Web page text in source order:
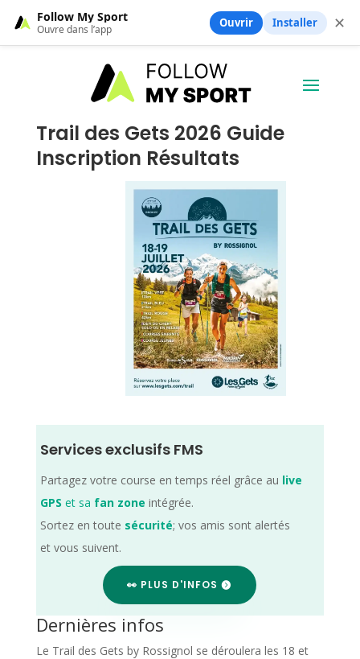
Trail des Gets 2026 Guide
Inscription Résultats
Services exclusifs FMS
Partagez votre course en temps réel grâce au live
GPS et sa fan zone intégrée.
Sortez en toute sécurité; vos amis sont alertés
et vous suivent.
👀 PLUS D'INFOS
Dernières infos
Le Trail des Gets by Rossignol se déroulera les 18 et
Follow My Sport
Ouvre dans l’app Ouvrir Installer ✕